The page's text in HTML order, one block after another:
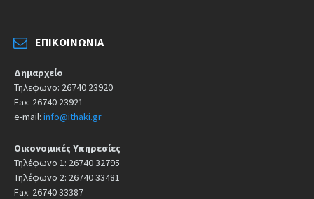
ΕΠΙΚΟΙΝΩΝΊΑ
Δημαρχείο
Τηλεφωνο: 26740 23920
Fax: 26740 23921
e-mail: info@ithaki.gr
Οικονομικές Υπηρεσίες
Τηλέφωνο 1: 26740 32795
Τηλέφωνο 2: 26740 33481
Fax: 26740 33387